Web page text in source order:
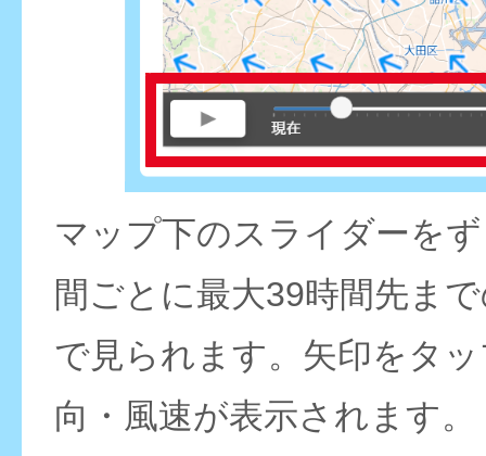
マップ下のスライダーを
間ごとに最大39時間先ま
で見られます。矢印をタ
向・風速が表示されます。